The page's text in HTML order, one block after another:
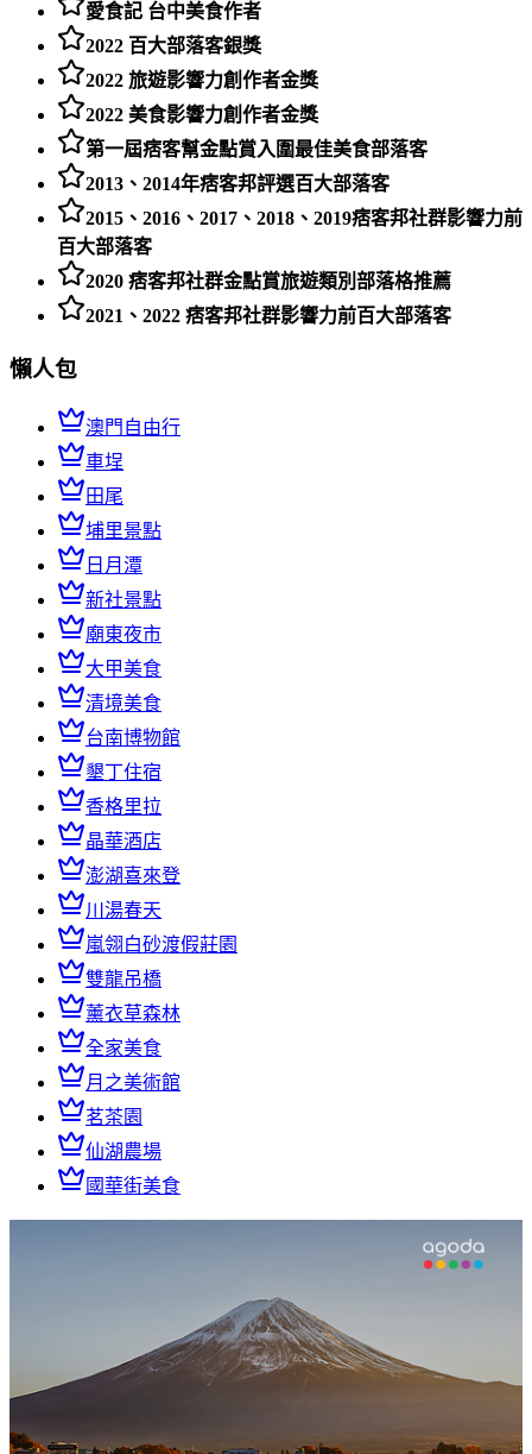
愛食記 台中美食作者
2022 百大部落客銀獎
2022 旅遊影響力創作者金獎
2022 美食影響力創作者金獎
第一屆痞客幫金點賞入圍最佳美食部落客
2013、2014年痞客邦評選百大部落客
2015、2016、2017、2018、2019痞客邦社群影響力前
百大部落客
2020 痞客邦社群金點賞旅遊類別部落格推薦
2021、2022 痞客邦社群影響力前百大部落客
懶人包
澳門自由行
車埕
田尾
埔里景點
日月潭
新社景點
廟東夜市
大甲美食
清境美食
台南博物館
墾丁住宿
香格里拉
晶華酒店
澎湖喜來登
川湯春天
嵐翎白砂渡假莊園
雙龍吊橋
薰衣草森林
全家美食
月之美術館
茗茶園
仙湖農場
國華街美食